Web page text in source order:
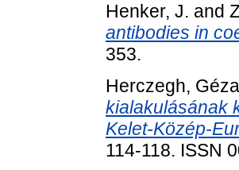
Henker, J. and
antibodies in
353.
Herczegh,
kialakulásának
Kelet-Közép-
114-118. ISSN